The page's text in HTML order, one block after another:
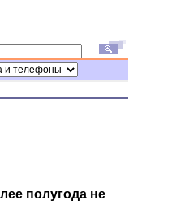
полугода не